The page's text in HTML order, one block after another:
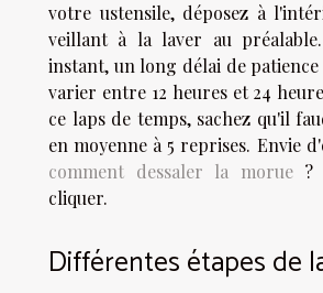
votre ustensile, déposez à
veillant à la laver au
instant, un long délai de
varier entre 12 heures et 24
ce laps de temps, sachez qu'il
en moyenne à 5 reprises. Envie
comment dessaler la morue?
cliquer.
Différentes étapes de